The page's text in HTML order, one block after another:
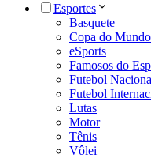
Esportes
Basquete
Copa do Mundo
eSports
Famosos do
Futebol
Futebol
Lutas
Motor
Tênis
Vôlei